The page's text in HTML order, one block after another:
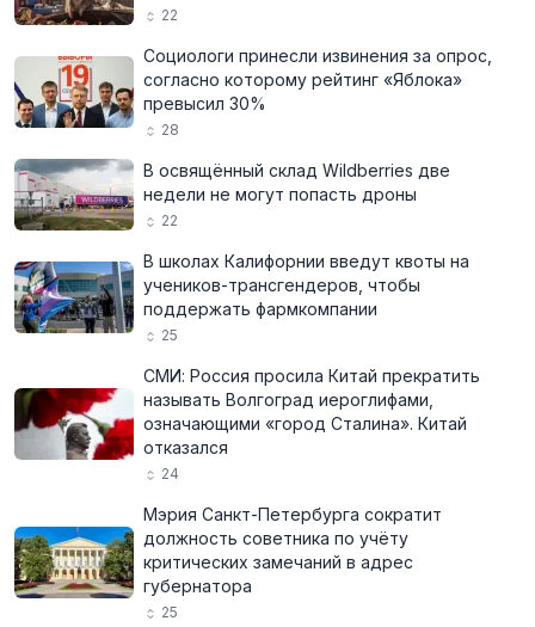
22
Социологи принесли извинения за опрос,
согласно которому рейтинг «Яблока»
превысил 30%
28
В освящённый склад Wildberries две
недели не могут попасть дроны
22
В школах Калифорнии введут квоты на
учеников-трансгендеров, чтобы
поддержать фармкомпании
25
СМИ: Россия просила Китай прекратить
называть Волгоград иероглифами,
означающими «город Сталина». Китай
отказался
24
Мэрия Санкт-Петербурга сократит
должность советника по учёту
критических замечаний в адрес
губернатора
25